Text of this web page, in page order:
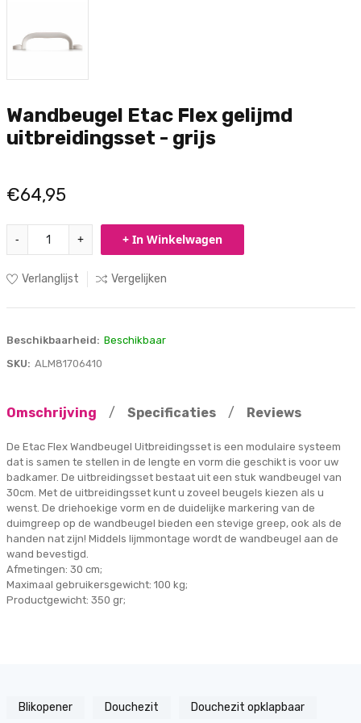
Wandbeugel Etac Flex gelijmd
uitbreidingsset - grijs
€64,95
- + + In Winkelwagen
Verlanglijst Vergelijken
Beschikbaarheid: Beschikbaar
SKU: ALM81706410
Omschrijving / Specificaties / Reviews
De Etac Flex Wandbeugel Uitbreidingsset is een modulaire systeem
dat is samen te stellen in de lengte en vorm die geschikt is voor uw
badkamer. De uitbreidingsset bestaat uit een stuk wandbeugel van
30cm. Met de uitbreidingsset kunt u zoveel beugels kiezen als u
wenst. De driehoekige vorm en de duidelijke markering van de
duimgreep op de wandbeugel bieden een stevige greep, ook als de
handen nat zijn! Middels lijmmontage wordt de wandbeugel aan de
wand bevestigd.
Afmetingen: 30 cm;
Maximaal gebruikersgewicht: 100 kg;
Productgewicht: 350 gr;
Blikopener Douchezit Douchezit opklapbaar